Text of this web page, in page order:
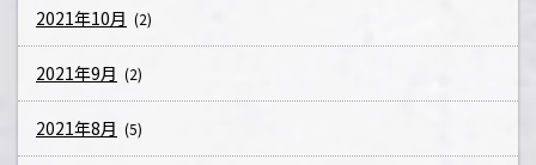
2021年10月 (2)
2021年9月 (2)
2021年8月 (5)